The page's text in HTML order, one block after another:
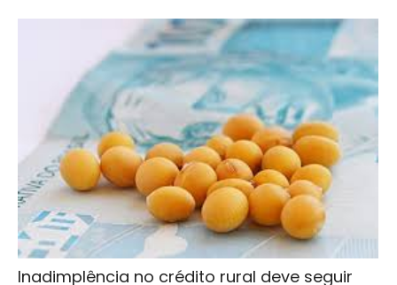
Inadimplência no crédito rural deve seguir